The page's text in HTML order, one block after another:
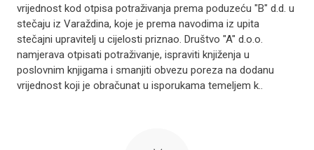
vrijednost kod otpisa potraživanja prema poduzeću "B" d.d. u
stečaju iz Varaždina, koje je prema navodima iz upita
stečajni upravitelj u cijelosti priznao. Društvo "A" d.o.o.
namjerava otpisati potraživanje, ispraviti knjiženja u
poslovnim knjigama i smanjiti obvezu poreza na dodanu
vrijednost koji je obračunat u isporukama temeljem k..